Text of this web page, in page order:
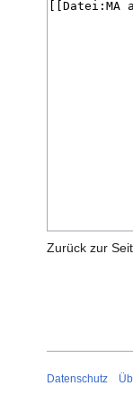
Zurück zur
Datenschutz